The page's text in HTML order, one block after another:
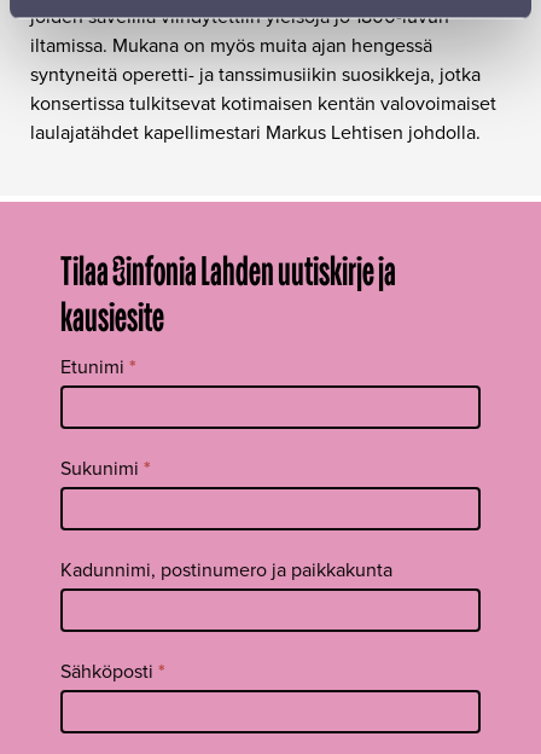
joiden sävelillä viihdytettiin yleisöjä jo 1800-luvun
iltamissa. Mukana on myös muita ajan hengessä
syntyneitä operetti- ja tanssimusiikin suosikkeja, jotka
konsertissa tulkitsevat kotimaisen kentän valovoimaiset
laulajatähdet kapellimestari Markus Lehtisen johdolla.
Tilaa Sinfonia Lahden uutiskirje ja
kausiesite
Tilaa
uutiskirje
footer FI
Etunimi *
Sukunimi *
Kadunnimi, postinumero ja paikkakunta
Sähköposti *